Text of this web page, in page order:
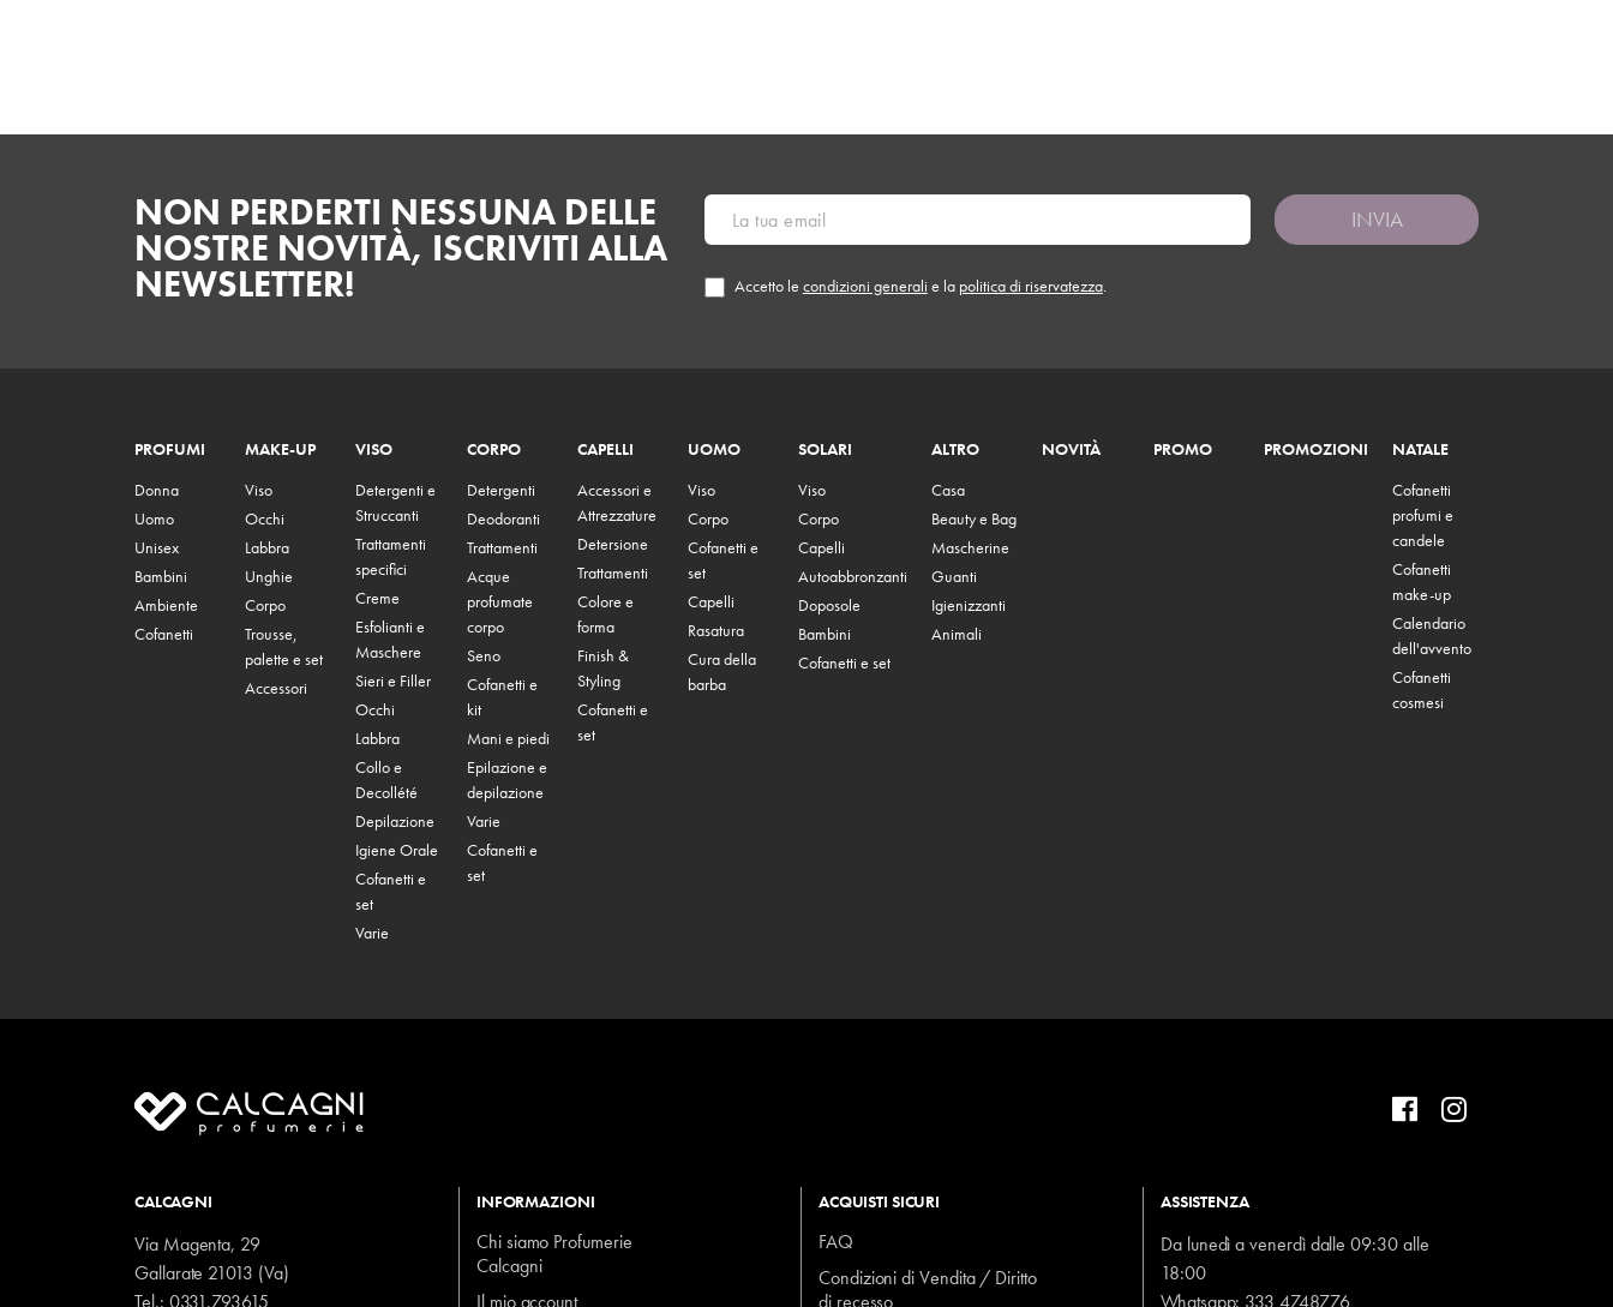
NON PERDERTI NESSUNA DELLE
NOSTRE NOVITÀ, ISCRIVITI ALLA
NEWSLETTER! Accetto le condizioni generali e la politica di riservatezza.
INVIA
PROFUMI
Donna
Uomo
Unisex
Bambini
Ambiente
Cofanetti
MAKE-UP
Viso
Occhi
Labbra
Unghie
Corpo
Trousse,
palette e set
Accessori
VISO
Detergenti e
Struccanti
Trattamenti
specifici
Creme
Esfolianti e
Maschere
Sieri e Filler
Occhi
Labbra
Collo e
Decollété
Depilazione
Igiene Orale
Cofanetti e
set
Varie
CORPO
Detergenti
Deodoranti
Trattamenti
Acque
profumate
corpo
Seno
Cofanetti e
kit
Mani e piedi
Epilazione e
depilazione
Varie
Cofanetti e
set
CAPELLI
Accessori e
Attrezzature
Detersione
Trattamenti
Colore e
forma
Finish &
Styling
Cofanetti e
set
UOMO
Viso
Corpo
Cofanetti e
set
Capelli
Rasatura
Cura della
barba
SOLARI
Viso
Corpo
Capelli
Autoabbronzanti
Doposole
Bambini
Cofanetti e set
ALTRO
Casa
Beauty e Bag
Mascherine
Guanti
Igienizzanti
Animali
NOVITÀ PROMO PROMOZIONI
NATALE
Cofanetti
profumi e
candele
Cofanetti
make-up
Calendario
dell'avvento
Cofanetti
cosmesi
CALCAGNI
Via Magenta, 29
Gallarate 21013 (Va)
Tel.: 0331.793615
INFORMAZIONI
Chi siamo Profumerie
Calcagni
Il mio account
ACQUISTI SICURI
FAQ
Condizioni di Vendita / Diritto
di recesso
ASSISTENZA
Da lunedì a venerdì dalle 09:30 alle
18:00
Whatsapp: 333 4748776